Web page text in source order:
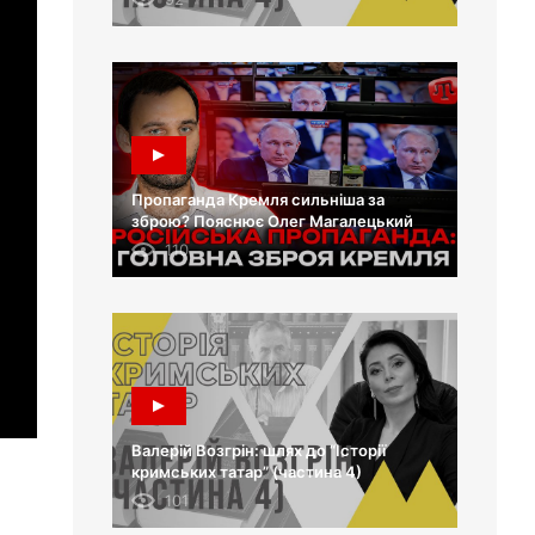
Пропаганда Кремля сильніша за
зброю? Пояснює Олег Магалецький
110
Валерій Возгрін: шлях до “Історії
кримських татар” (частина 4)
101